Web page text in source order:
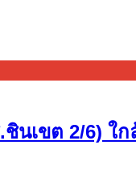
นเขต 2/6) ใ